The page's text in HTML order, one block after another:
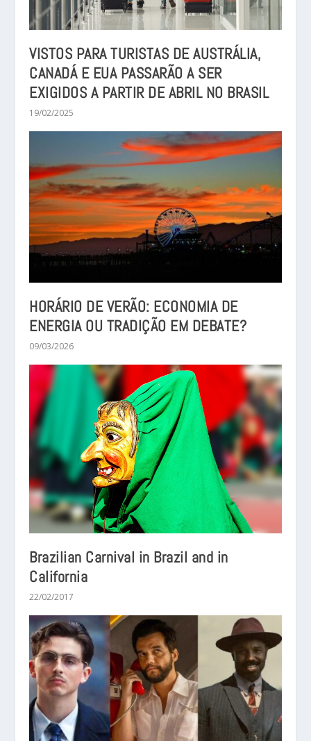
VISTOS PARA TURISTAS DE AUSTRÁLIA,
CANADÁ E EUA PASSARÃO A SER
EXIGIDOS A PARTIR DE ABRIL NO BRASIL
19/02/2025
HORÁRIO DE VERÃO: ECONOMIA DE
ENERGIA OU TRADIÇÃO EM DEBATE?
09/03/2026
Brazilian Carnival in Brazil and in
California
22/02/2017